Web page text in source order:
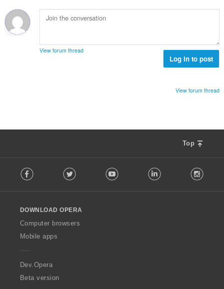
ด
ม
ทั้
ม
แ
น
ว
View forum thread
Log in to post
View forum thread
Top
o
w
O
p
a
Facebook Twitter Youtube LinkedIn
DOWNLOAD OPERA
Computer browsers
Mobile apps
Dev.Opera
Beta version